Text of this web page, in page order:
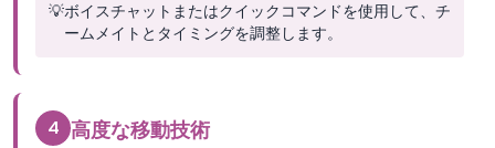
💡ボイスチャットまたはクイックコマンドを使用して、チ
ームメイトとタイミングを調整します。
4 高度な移動技術